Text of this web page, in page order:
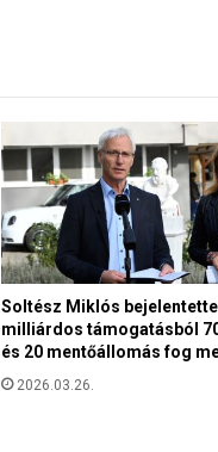
Soltész Miklós
milliárdos támogatásból
és 20 mentőállomás fog
2026.03.26.